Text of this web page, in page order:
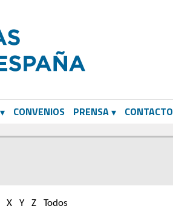
CONVENIOS PRENSA CONTACTO
X Y Z Todos